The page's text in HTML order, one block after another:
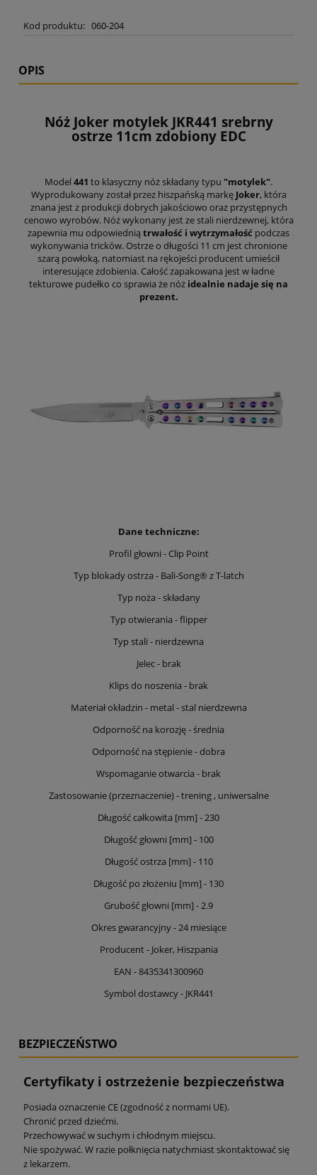
Kod produktu: 060-204
OPIS
Nóż Joker motylek JKR441 srebrny
ostrze 11cm zdobiony EDC
Model 441 to klasyczny nóż składany typu "motylek".
Wyprodukowany został przez hiszpańską markę Joker, która
znana jest z produkcji dobrych jakościowo oraz przystępnych
cenowo wyrobów. Nóż wykonany jest ze stali nierdzewnej, która
zapewnia mu odpowiednią trwałość i wytrzymałość podczas
wykonywania tricków. Ostrze o długości 11 cm jest chronione
szarą powłoką, natomiast na rękojeści producent umieścił
interesujące zdobienia. Całość zapakowana jest w ładne
tekturowe pudełko co sprawia że nóż idealnie nadaje się na
prezent.
Dane techniczne:
Profil głowni - Clip Point
Typ blokady ostrza - Bali-Song® z T-latch
Typ noża - składany
Typ otwierania - flipper
Typ stali - nierdzewna
Jelec - brak
Klips do noszenia - brak
Materiał okładzin - metal - stal nierdzewna
Odporność na korozję - średnia
Odporność na stępienie - dobra
Wspomaganie otwarcia - brak
Zastosowanie (przeznaczenie) - trening , uniwersalne
Długość całkowita [mm] - 230
Długość głowni [mm] - 100
Długość ostrza [mm] - 110
Długość po złożeniu [mm] - 130
Grubość głowni [mm] - 2.9
Okres gwarancyjny - 24 miesiące
Producent - Joker, Hiszpania
EAN - 8435341300960
Symbol dostawcy - JKR441
BEZPIECZEŃSTWO
Certyfikaty i ostrzeżenie bezpieczeństwa
Posiada oznaczenie CE (zgodność z normami UE).
Chronić przed dziećmi.
Przechowywać w suchym i chłodnym miejscu.
Nie spożywać. W razie połknięcia natychmiast skontaktować się
z lekarzem.